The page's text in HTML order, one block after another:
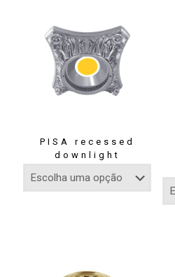
PISA recessed
downlight